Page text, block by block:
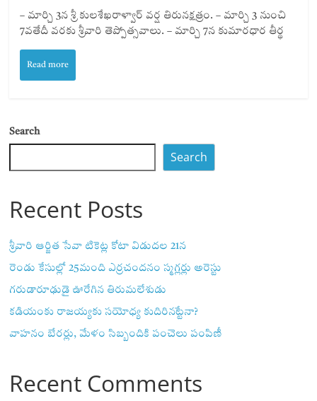
– మార్చి 3న శ్రీ కులశేఖరాళ్వార్ వర్ష తిరునక్షత్రం. – మార్చి 3 నుంచి
7వతేదీ వరకు శ్రీవారి తెప్పోత్సవాలు. – మార్చి 7న కుమారధార తీర్థ
Read more
Search
Search
Recent Posts
శ్రీవారి ఆర్జిత సేవా టికెట్ల కోటా విడుదల 21న
రెండు కేసుల్లో 25మంది ఎర్రచందనం స్మగ్లర్లు అరెస్టు
గరుడారూఢుడై ఊరేగిన తిరుమలేశుడు
కడియంకు రాజయ్యకు సయోధ్య కుదిరినట్టేనా?
వాహ‌నం బేర‌ర్లు, మేళం సిబ్బందికి పంచెలు పంపిణీ
Recent Comments